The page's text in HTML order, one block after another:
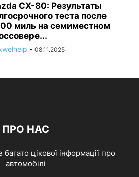
CX-80: Результаты
теста после
миль на семиместном
- 08.11.2025
ПРО НАС
цікової інформації про
автомобілі